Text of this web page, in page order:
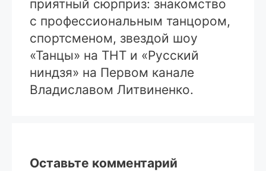
приятный сюрприз: знакомство
с профессиональным танцором,
спортсменом, звездой шоу
«Танцы» на ТНТ и «Русский
ниндзя» на Первом канале
Владиславом Литвиненко.
Оставьте комментарий